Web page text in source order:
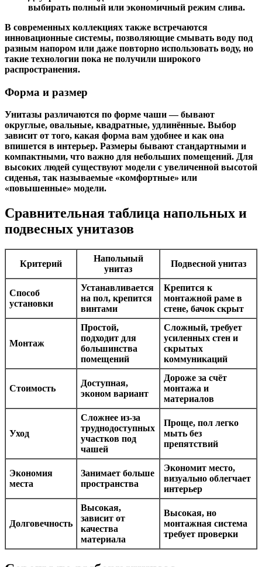
выбирать полный или экономичный режим слива.
В современных коллекциях также встречаются
инновационные системы, позволяющие смывать воду под
разным напором или даже повторно использовать воду, но
такие технологии пока не получили широкого
распространения.
Форма и размер
Унитазы различаются по форме чаши — бывают
округлые, овальные, квадратные, удлинённые. Выбор
зависит от того, какая форма вам удобнее и как она
впишется в интерьер. Размеры бывают стандартными и
компактными, что важно для небольших помещений. Для
высоких людей существуют модели с увеличенной высотой
сиденья, так называемые «комфортные» или
«повышенные» модели.
Сравнительная таблица напольных и
подвесных унитазов
Критерий
Напольный
унитаз
Подвесной унитаз
Способ
установки
Устанавливается
на пол, крепится
винтами
Крепится к
монтажной раме в
стене, бачок скрыт
Монтаж
Простой,
подходит для
большинства
помещений
Сложный, требует
усиленных стен и
скрытых
коммуникаций
Стоимость
Доступная,
эконом вариант
Дороже за счёт
монтажа и
материалов
Уход
Сложнее из-за
труднодоступных
участков под
чашей
Проще, пол легко
мыть без
препятствий
Экономия
места
Занимает больше
пространства
Экономит место,
визуально облегчает
интерьер
Долговечность
Высокая,
зависит от
качества
материала
Высокая, но
монтажная система
требует проверки